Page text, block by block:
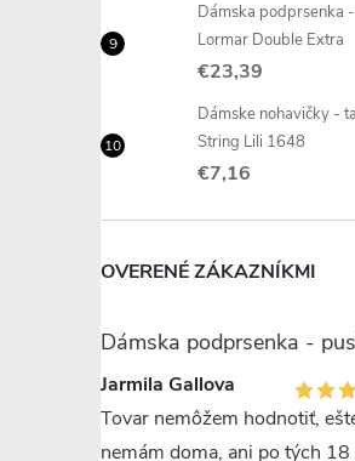
Dámska podprsenka
Lormar Double Extra
€23,39
Dámske nohavičky -
String Lili 1648
€7,16
OVERENÉ ZÁKAZNÍKMI
Jarmila Gallova
Tovar nemôžem hodnotiť,
nemám doma, ani po tých